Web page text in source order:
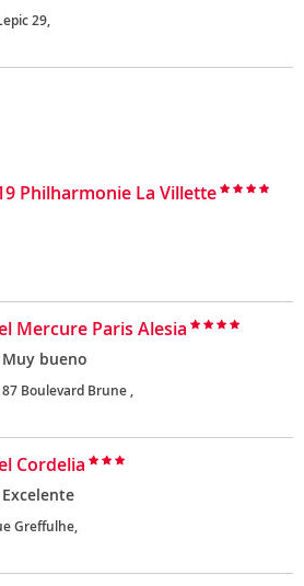
29,
Philharmonie La Villette
Mercure Paris Alesia
Muy bueno
Boulevard Brune ,
Cordelia
Excelente
Greffulhe,